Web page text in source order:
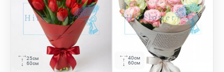
25см
60см
40см
60см